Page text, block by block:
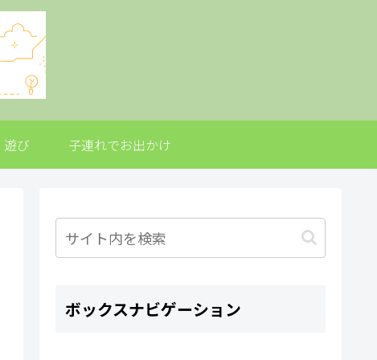
び 子連れでお出かけ
ボックスナビゲーション